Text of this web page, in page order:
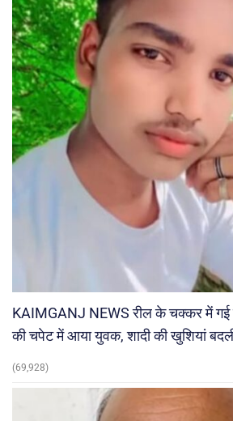
KAIMGANJ NEWS रील के चक्कर में
की चपेट में आया युवक, शादी की खुशियां
(69,928)